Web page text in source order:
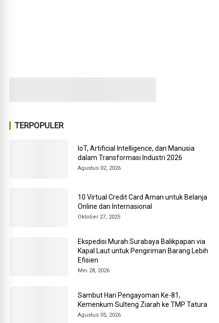
TERPOPULER
IoT, Artificial Intelligence, dan Manusia
dalam Transformasi Industri 2026
Agustus 02, 2026
10 Virtual Credit Card Aman untuk Belanja
Online dan Internasional
Oktober 27, 2025
Ekspedisi Murah Surabaya Balikpapan via
Kapal Laut untuk Pengiriman Barang Lebih
Efisien
Mei 28, 2026
Sambut Hari Pengayoman Ke-81,
Kemenkum Sulteng Ziarah ke TMP Tatura
Agustus 05, 2026